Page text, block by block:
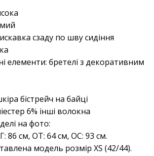
сзаду по шву сидіння
елементи: бретелі з декоративним
бістрейч на байці
6% інші волокна
на фото:
86 см, ОТ: 64 см, ОС: 93 см.
модель розмір XS (42/44).